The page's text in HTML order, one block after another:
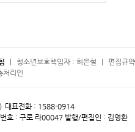
청소년보호책임자 : 허은철 편집규
처리인
대표전화 : 1588-0914
호 : 구로 라00047 발행/편집인 : 김영환